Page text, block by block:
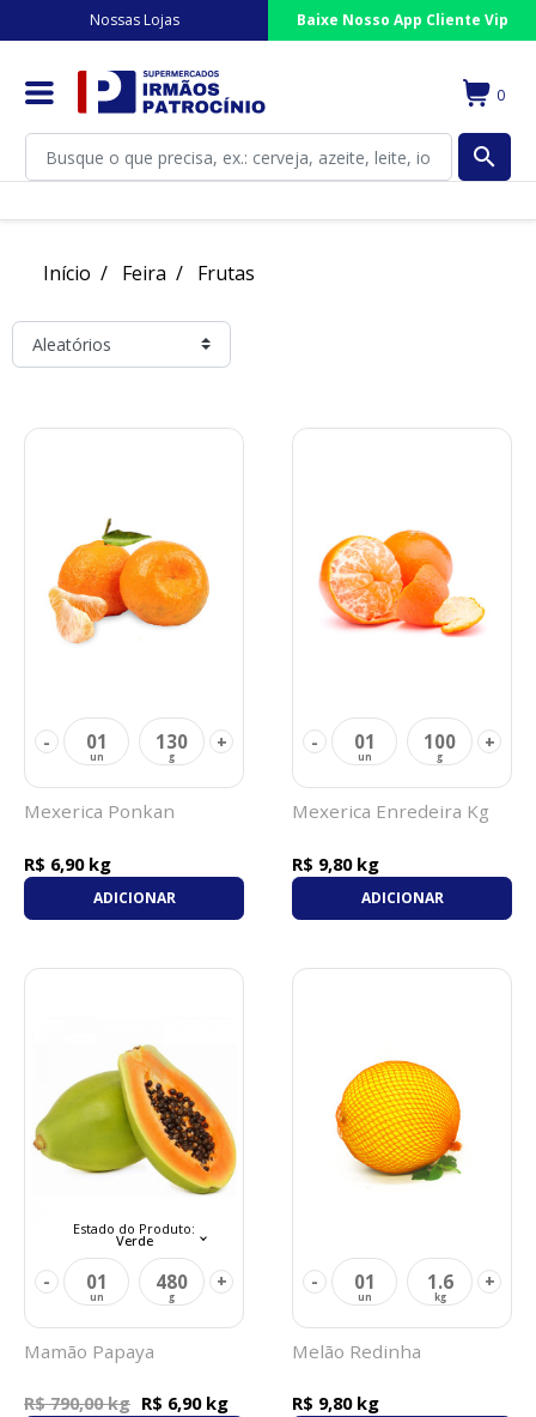
Nossas Lojas Baixe Nosso App Cliente Vip
0
search
Início Feira Frutas
- 01 130 +
Mexerica Ponkan
R$ 6,90 kg
ADICIONAR
- 01 100 +
Mexerica Enredeira Kg
R$ 9,80 kg
ADICIONAR
Estado do Produto:
Verde
- 01 480 +
Mamão Papaya
R$ 790,00 kg R$ 6,90 kg
- 01 1.6 +
Melão Redinha
R$ 9,80 kg